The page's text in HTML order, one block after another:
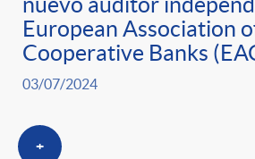
European Association
Cooperative Banks
03/07/2024
+